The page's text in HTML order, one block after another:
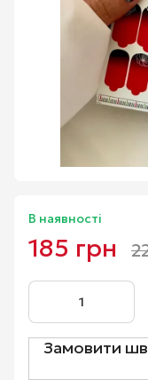
В наявності
185 грн
Замовити